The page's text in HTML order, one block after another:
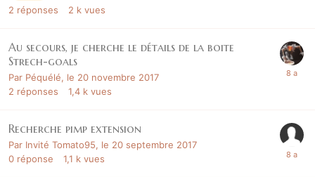
2 réponses 2 k vues
Au secours, je cherche le détails de la boite
Strech-goals
Par Péquélé, le 20 novembre 2017
2 réponses 1,4 k vues
Recherche pimp extension
Par Invité Tomato95, le 20 septembre 2017
0 réponse 1,1 k vues